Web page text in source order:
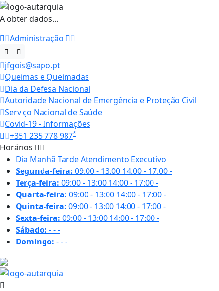
A obter dados...
Administração
jfgois@sapo.pt
Queimas e Queimadas
Dia da Defesa Nacional
Autoridade Nacional de Emergência e Proteção Civil
Serviço Nacional de Saúde
Covid-19 - Informações
+351 235 778 987*
Horários
Dia Manhã TardeAtendimento Executivo
Segunda-feira: 09:00 - 13:00 14:00 - 17:00-
Terça-feira: 09:00 - 13:00 14:00 - 17:00-
Quarta-feira: 09:00 - 13:00 14:00 - 17:00-
Quinta-feira: 09:00 - 13:00 14:00 - 17:00-
Sexta-feira: 09:00 - 13:00 14:00 - 17:00-
Sábado: ---
Domingo: ---